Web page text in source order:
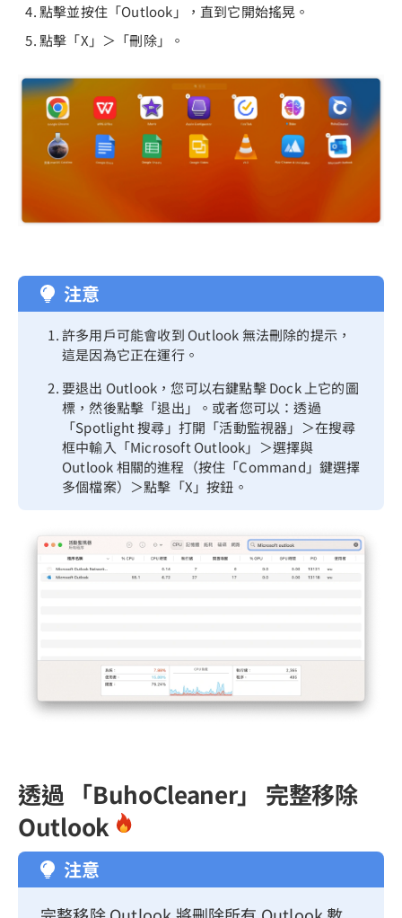
點擊並按住「Outlook」，直到它開始搖晃。
點擊「X」＞「刪除」。
注意
許多用戶可能會收到 Outlook 無法刪除的提示，
這是因為它正在運行。
要退出 Outlook，您可以右鍵點擊 Dock 上它的圖
標，然後點擊「退出」。或者您可以：透過
「Spotlight 搜尋」打開「活動監視器」＞在搜尋
框中輸入「Microsoft Outlook」＞選擇與
Outlook 相關的進程（按住「Command」鍵選擇
多個檔案）＞點擊「X」按鈕。
透過 「BuhoCleaner」 完整移除
Outlook
注意